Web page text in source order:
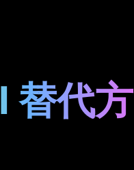
替代方